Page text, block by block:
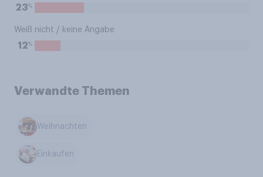
23%
Weiß nicht / keine Angabe
12%
Verwandte Themen
Weihnachten
Einkaufen